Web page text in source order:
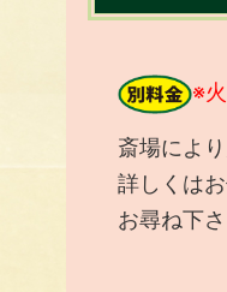
※
斎場によ
詳しくは
お尋ね下